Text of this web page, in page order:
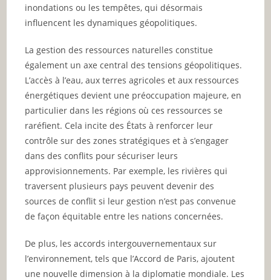
inondations ou les tempêtes, qui désormais
influencent les dynamiques géopolitiques.
La gestion des ressources naturelles constitue
également un axe central des tensions géopolitiques.
L’accès à l’eau, aux terres agricoles et aux ressources
énergétiques devient une préoccupation majeure, en
particulier dans les régions où ces ressources se
raréfient. Cela incite des États à renforcer leur
contrôle sur des zones stratégiques et à s’engager
dans des conflits pour sécuriser leurs
approvisionnements. Par exemple, les rivières qui
traversent plusieurs pays peuvent devenir des
sources de conflit si leur gestion n’est pas convenue
de façon équitable entre les nations concernées.
De plus, les accords intergouvernementaux sur
l’environnement, tels que l’Accord de Paris, ajoutent
une nouvelle dimension à la diplomatie mondiale. Les